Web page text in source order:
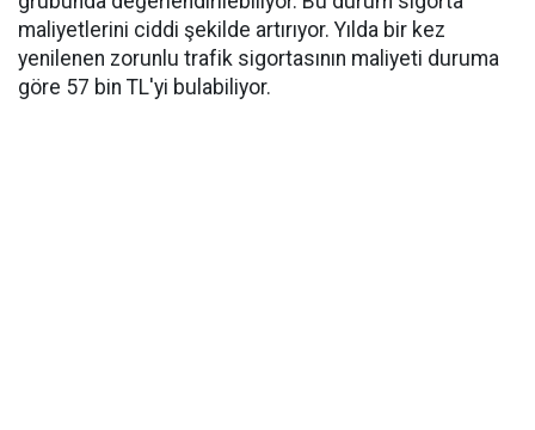
maliyetlerini ciddi şekilde artırıyor. Yılda bir kez
yenilenen zorunlu trafik sigortasının maliyeti duruma
göre 57 bin TL'yi bulabiliyor.